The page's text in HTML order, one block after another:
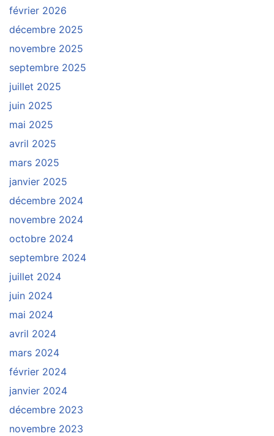
février 2026
décembre 2025
novembre 2025
septembre 2025
juillet 2025
juin 2025
mai 2025
avril 2025
mars 2025
janvier 2025
décembre 2024
novembre 2024
octobre 2024
septembre 2024
juillet 2024
juin 2024
mai 2024
avril 2024
mars 2024
février 2024
janvier 2024
décembre 2023
novembre 2023